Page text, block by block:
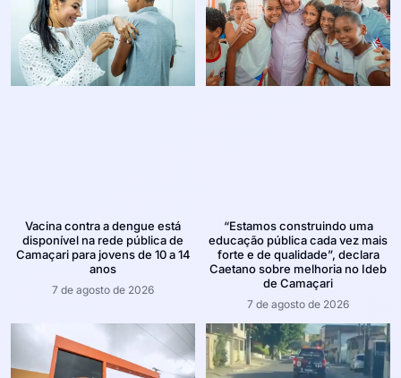
Vacina contra a dengue está
disponível na rede pública de
Camaçari para jovens de 10 a 14
anos
7 de agosto de 2026
“Estamos construindo uma
educação pública cada vez mais
forte e de qualidade”, declara
Caetano sobre melhoria no Ideb
de Camaçari
7 de agosto de 2026